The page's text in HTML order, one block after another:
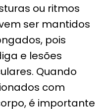
ou ritmos
ser mantidos
pois
e lesões
Quando
com
é importante